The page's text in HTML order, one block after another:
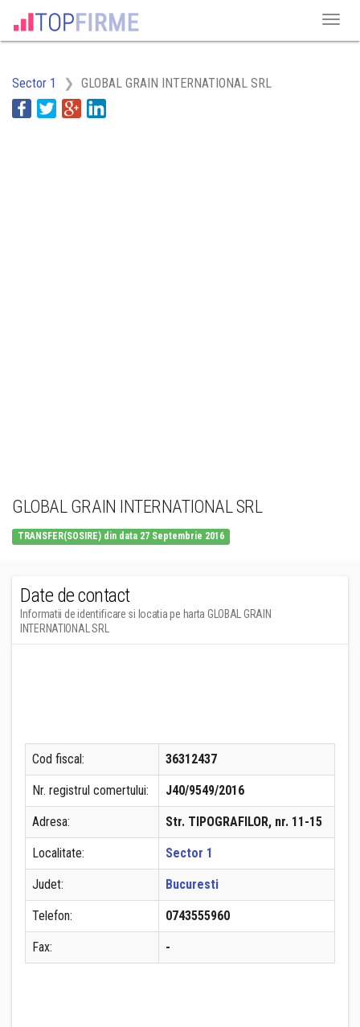
Sector 1 GLOBAL GRAIN INTERNATIONAL SRL
GLOBAL GRAIN INTERNATIONAL SRL
TRANSFER(SOSIRE) din data 27 Septembrie 2016
Date de contact
Informatii de identificare si locatia pe harta GLOBAL GRAIN
INTERNATIONAL SRL
Cod fiscal: 36312437
Nr. registrul comertului: J40/9549/2016
Adresa: Str. TIPOGRAFILOR, nr. 11-15
Localitate: Sector 1
Judet: Bucuresti
Telefon: 0743555960
Fax: -